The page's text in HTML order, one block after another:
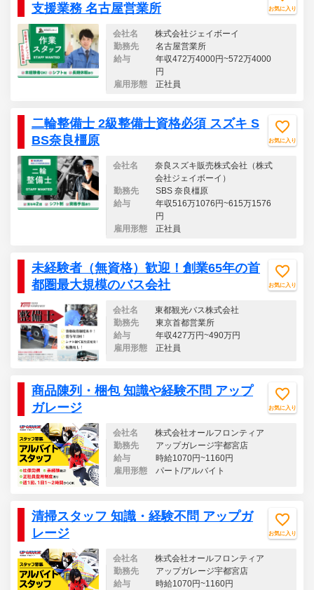
支援業務 名古屋営業所
お気に入り
会社名
株式会社ジェイボーイ
勤務先
名古屋営業所
給与
年収472万4000円~572万4000
円
雇用形態
正社員
二輪整備士 2級整備士資格必須 スズキ S
BS奈良橿原
お気に入り
会社名
奈良スズキ販売株式会社（株式
会社ジェイボーイ）
勤務先
SBS 奈良橿原
給与
年収516万1076円~615万1576
円
雇用形態
正社員
未経験者（無資格）歓迎！創業65年の首
都圏最大規模のバス会社
お気に入り
会社名
東都観光バス株式会社
勤務先
東京首都営業所
給与
年収427万円~490万円
雇用形態
正社員
商品陳列・梱包 知識や経験不問 アップ
ガレージ
お気に入り
会社名
株式会社オールフロンティア
勤務先
アップガレージ宇都宮店
給与
時給1070円~1160円
雇用形態
パート/アルバイト
清掃スタッフ 知識・経験不問 アップガ
レージ
お気に入り
会社名
株式会社オールフロンティア
勤務先
アップガレージ宇都宮店
給与
時給1070円~1160円